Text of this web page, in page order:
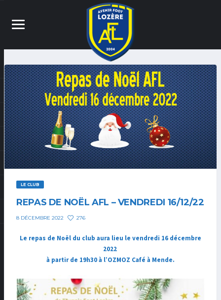
LE CLUB
REPAS DE NOËL AFL – VENDREDI 16/12/22
8 DÉCEMBRE 2022 276
Le repas de Noël du club aura lieu le vendredi 16 décembre
2022
à partir de 19h30 à l’OZMOZ Café à Mende.